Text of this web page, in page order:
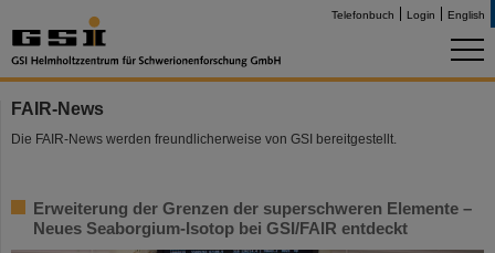
Telefonbuch Login English
FAIR-News
Die FAIR-News werden freundlicherweise von GSI bereitgestellt.
Erweiterung der Grenzen der superschweren Elemente –
Neues Seaborgium-Isotop bei GSI/FAIR entdeckt